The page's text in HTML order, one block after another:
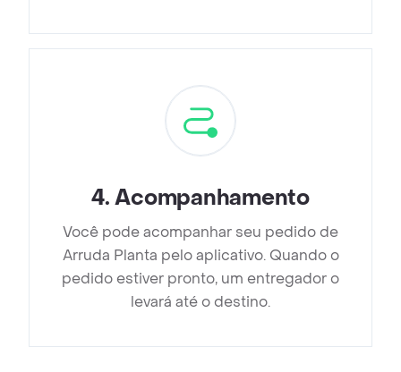
4.Acompanhamento
Você pode acompanhar seu pedido de
Arruda Planta pelo aplicativo. Quando o
pedido estiver pronto, um entregador o
levará até o destino.